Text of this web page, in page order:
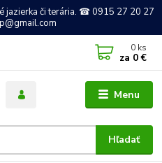
jazierka či terária. ☎ 0915 27 20 27
Menu
Hľadať
0 ks
za 0 €